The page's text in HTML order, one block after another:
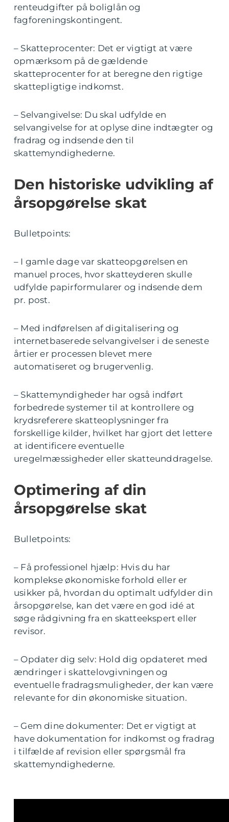
renteudgifter på boliglån og
fagforeningskontingent.
– Skatteprocenter: Det er vigtigt at være
opmærksom på de gældende
skatteprocenter for at beregne den rigtige
skattepligtige indkomst.
– Selvangivelse: Du skal udfylde en
selvangivelse for at oplyse dine indtægter og
fradrag og indsende den til
skattemyndighederne.
Den historiske udvikling af
årsopgørelse skat
Bulletpoints:
– I gamle dage var skatteopgørelsen en
manuel proces, hvor skatteyderen skulle
udfylde papirformularer og indsende dem
pr. post.
– Med indførelsen af digitalisering og
internetbaserede selvangivelser i de seneste
årtier er processen blevet mere
automatiseret og brugervenlig.
– Skattemyndigheder har også indført
forbedrede systemer til at kontrollere og
krydsreferere skatteoplysninger fra
forskellige kilder, hvilket har gjort det lettere
at identificere eventuelle
uregelmæssigheder eller skatteunddragelse.
Optimering af din
årsopgørelse skat
Bulletpoints:
– Få professionel hjælp: Hvis du har
komplekse økonomiske forhold eller er
usikker på, hvordan du optimalt udfylder din
årsopgørelse, kan det være en god idé at
søge rådgivning fra en skatteekspert eller
revisor.
– Opdater dig selv: Hold dig opdateret med
ændringer i skattelovgivningen og
eventuelle fradragsmuligheder, der kan være
relevante for din økonomiske situation.
– Gem dine dokumenter: Det er vigtigt at
have dokumentation for indkomst og fradrag
i tilfælde af revision eller spørgsmål fra
skattemyndighederne.